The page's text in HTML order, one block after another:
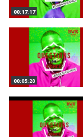
00:17:17
00:05:20